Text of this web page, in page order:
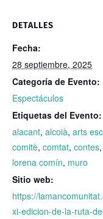
DETALLES
Fecha:
28 septiembre, 2025
Categoría de Evento:
Espectáculos
Etiquetas del Evento:
alacant, alcoià, arts
comitè, comtat, contes,
lorena comín, muro
Sitio web:
https://
xi-edicion-de-la-ruta-